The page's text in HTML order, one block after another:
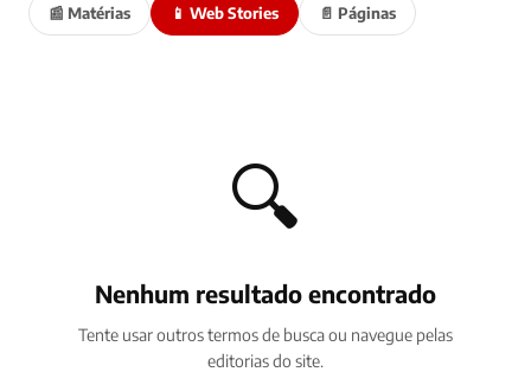
📰 Matérias 📱 Web Stories 📄 Páginas
🔍
Nenhum resultado encontrado
Tente usar outros termos de busca ou navegue pelas
editorias do site.